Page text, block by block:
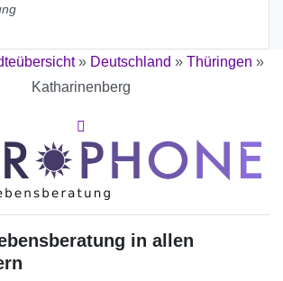
» Deutschland » Thüringen »
Katharinenberg
in allen